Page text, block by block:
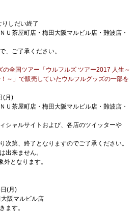
しだい終了
Ｕ茶屋町店・梅田大阪マルビル店・難波店・
、ご了承ください。
全国ツアー「ウルフルズ ツアー2017 人生～
～」で販売していたウルフルグッズの一部を
(月)
Ｕ茶屋町店・梅田大阪マルビル店・難波店・
シャルサイトおよび、各店のツイッターや
第、終了となりますのでご了承ください。
出来ません。
となります。
(月)
阪マルビル店
ます。